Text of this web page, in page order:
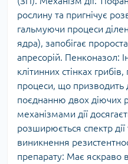
рослину та пригнічує
гальмуючи процеси
ядра), запобігає
апресорій. Пенконазол:
клітинних стінках
процеси, що призводить
поєднанню двох діючих
механізмами дії
розширюється спектр
виникнення
препарату: Має яскраво